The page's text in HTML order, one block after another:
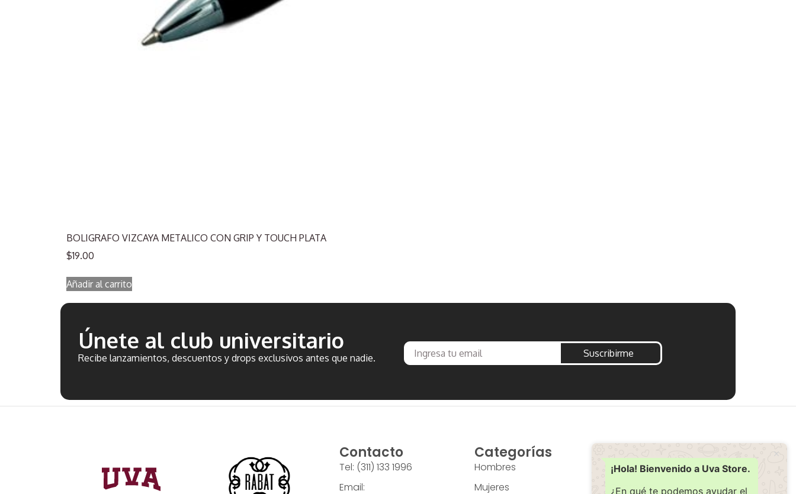
BOLIGRAFO VIZCAYA METALICO CON GRIP Y TOUCH PLATA
$19.00
Añadir al carrito
Únete al club universitario
Recibe lanzamientos, descuentos y drops exclusivos antes que nadie. Suscribirme
Contacto
Tel: (311) 133 1996
Email:
Categorías
Hombres
Mujeres
Ayuda
Contacto
¡Hola! Bienvenido a Uva Store.
¿En qué te podemos ayudar el